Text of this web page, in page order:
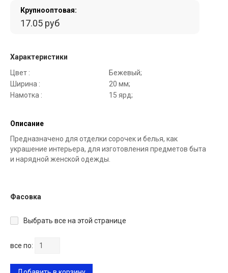
Крупнооптовая:
17.05 руб
Характеристики
Цвет :
Бежевый;
Ширина :
20 мм;
Намотка :
15 ярд;
Описание
Предназначено для отделки сорочек и белья, как
украшение интерьера, для изготовления предметов быта
и нарядной женской одежды.
Фасовка
Выбрать все на этой странице
все по: